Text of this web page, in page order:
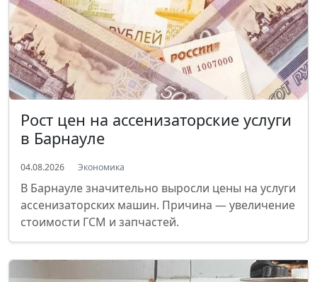
Рост цен на ассенизаторские услуги
в Барнауле
04.08.2026 Экономика
В Барнауле значительно выросли цены на услуги
ассенизаторских машин. Причина — увеличение
стоимости ГСМ и запчастей.